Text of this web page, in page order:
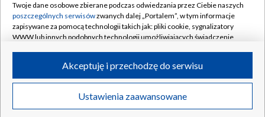
Rada Programowa
System NOS
Informacje o nadawcy
Program dla prasy
Ogłoszenie przetargowe
Kontakt
Kanały
©2026 Telewizja Polska S.A. w likwidacji
Twoje dane osobowe zbierane podczas odwiedzania przez Ciebie naszych
poszczególnych serwisówzwanych dalej „Portalem”, w tym informacje
zapisywane za pomocą technologii takich jak: pliki cookie, sygnalizatory
WWW lub innych podobnych technologii umożliwiających świadczenie
ruchu w Internecie.
Twoje dane osobowe zbierane podczas odwiedzania przez Ciebie
poszczególnych serwisówna Portalu, takie jak adresy IP, identyfikatory
Ustawienia zaawansowane
Akceptuję i przechodzę do serwisu